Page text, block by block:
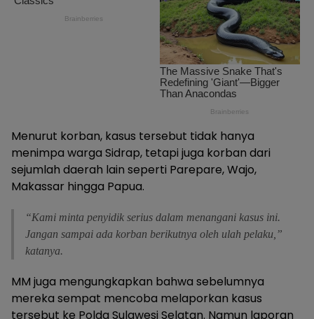
Menurut korban, kasus tersebut tidak hanya
menimpa warga Sidrap, tetapi juga korban dari
sejumlah daerah lain seperti Parepare, Wajo,
Makassar hingga Papua.
“Kami minta penyidik serius dalam menangani kasus ini.
Jangan sampai ada korban berikutnya oleh ulah pelaku,”
katanya.
MM juga mengungkapkan bahwa sebelumnya
mereka sempat mencoba melaporkan kasus
tersebut ke Polda Sulawesi Selatan. Namun laporan